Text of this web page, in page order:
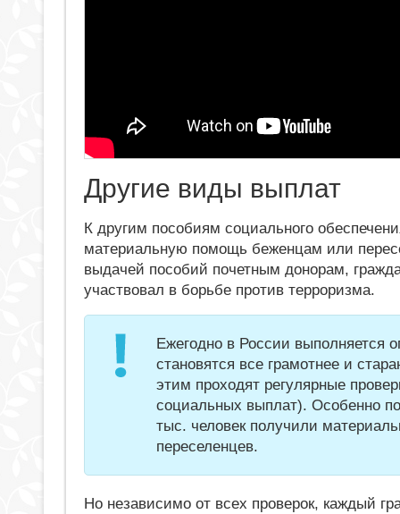
Другие виды выплат
К другим пособиям социального
материальную помощь беженцам или
выдачей пособий почетным донорам,
участвовал в борьбе против терроризма.
Ежегодно в России выполняется
становятся все грамотнее и
этим проходят регулярные
социальных выплат). Особенно
тыс. человек получили
переселенцев.
Но независимо от всех проверок, каждый